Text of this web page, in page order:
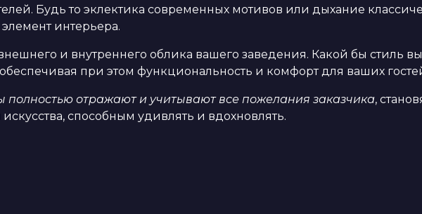
Будь то эклектика современных мотивов или дыхание
интерьера.
и внутреннего облика вашего заведения. Какой бы стиль
при этом функциональность и комфорт для ваших
полностью отражают и учитывают все пожелания заказчика,
способным удивлять и вдохновлять.